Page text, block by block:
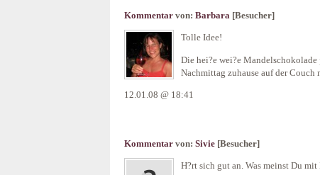
Kommentar von: Barbara [Besucher]
Tolle Idee!
Die hei?e wei?e
Nachmittag zuhause auf der
12.01.08 @ 18:41
Kommentar von: Sivie [Besucher]
H?rt sich gut an. Was meinst Du